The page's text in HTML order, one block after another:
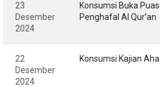
23
Desember
2024
Konsumsi Buka
Penghafal Al Qur’an
22
Desember
2024
Konsumsi Kajian